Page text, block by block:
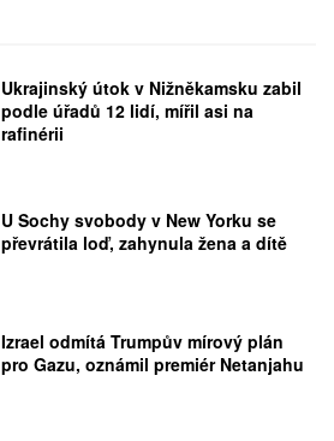
Ukrajinský útok v Nižněkamsku zabil
podle úřadů 12 lidí, mířil asi na
rafinérii
U Sochy svobody v New Yorku se
převrátila loď, zahynula žena a dítě
Izrael odmítá Trumpův mírový plán
pro Gazu, oznámil premiér Netanjahu